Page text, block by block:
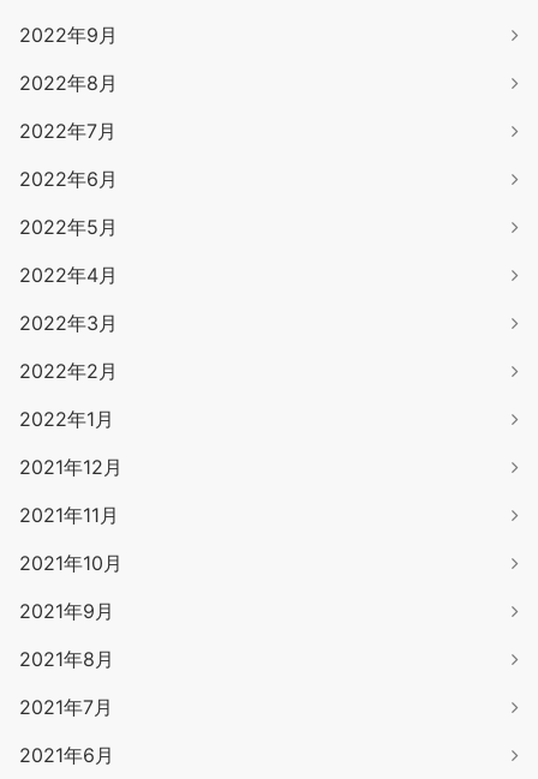
2022年9月
2022年8月
2022年7月
2022年6月
2022年5月
2022年4月
2022年3月
2022年2月
2022年1月
2021年12月
2021年11月
2021年10月
2021年9月
2021年8月
2021年7月
2021年6月